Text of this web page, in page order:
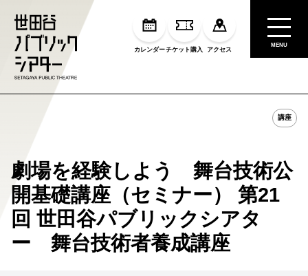
カレンダーチケット購入 アクセス
MENU
講座
劇場を経験しよう 舞台技術公
開基礎講座（セミナー） 第21
回 世田谷パブリックシアタ
ー 舞台技術者養成講座